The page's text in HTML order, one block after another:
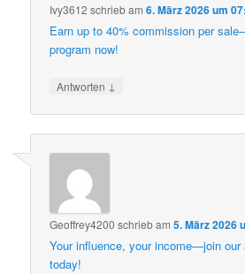
Ivy3612 schriebam6. März 2026 um
Earn up to 40% commission per
program now!
Antworten ↓
Geoffrey4200 schriebam5. März 2026
Your influence, your income—join our
today!